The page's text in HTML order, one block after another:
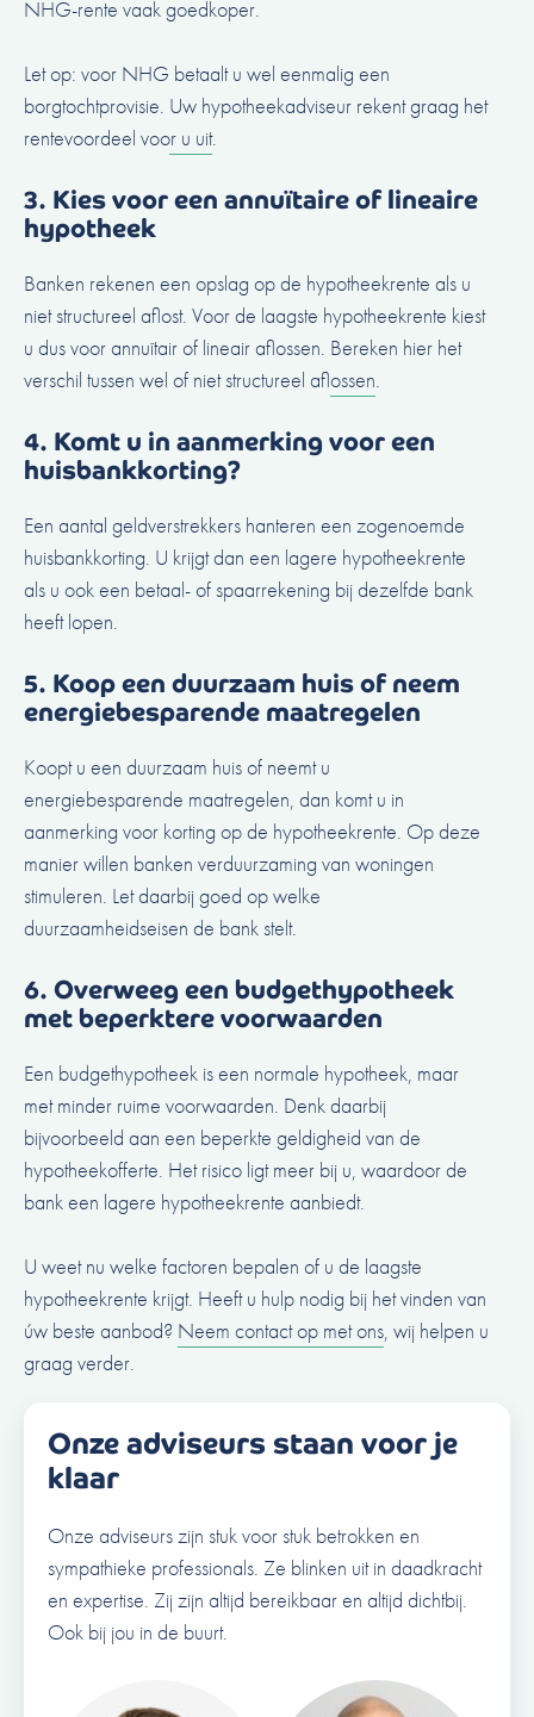
NHG-rente vaak goedkoper.
Let op: voor NHG betaalt u wel eenmalig een
borgtochtprovisie. Uw hypotheekadviseur rekent graag het
rentevoordeel voor u uit.
3. Kies voor een annuïtaire of lineaire
hypotheek
Banken rekenen een opslag op de hypotheekrente als u
niet structureel aflost. Voor de laagste hypotheekrente kiest
u dus voor annuïtair of lineair aflossen. Bereken hier het
verschil tussen wel of niet structureel aflossen.
4. Komt u in aanmerking voor een
huisbankkorting?
Een aantal geldverstrekkers hanteren een zogenoemde
huisbankkorting. U krijgt dan een lagere hypotheekrente
als u ook een betaal- of spaarrekening bij dezelfde bank
heeft lopen.
5. Koop een duurzaam huis of neem
energiebesparende maatregelen
Koopt u een duurzaam huis of neemt u
energiebesparende maatregelen, dan komt u in
aanmerking voor korting op de hypotheekrente. Op deze
manier willen banken verduurzaming van woningen
stimuleren. Let daarbij goed op welke
duurzaamheidseisen de bank stelt.
6. Overweeg een budgethypotheek
met beperktere voorwaarden
Een budgethypotheek is een normale hypotheek, maar
met minder ruime voorwaarden. Denk daarbij
bijvoorbeeld aan een beperkte geldigheid van de
hypotheekofferte. Het risico ligt meer bij u, waardoor de
bank een lagere hypotheekrente aanbiedt.
U weet nu welke factoren bepalen of u de laagste
hypotheekrente krijgt. Heeft u hulp nodig bij het vinden van
úw beste aanbod? Neem contact op met ons, wij helpen u
graag verder.
Onze adviseurs staan voor je
klaar
Onze adviseurs zijn stuk voor stuk betrokken en
sympathieke professionals. Ze blinken uit in daadkracht
en expertise. Zij zijn altijd bereikbaar en altijd dichtbij.
Ook bij jou in de buurt.